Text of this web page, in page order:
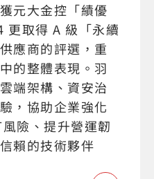
元大金控「績優
更取得 A 級「永續
應商的評選，重
的整體表現。羽
端架構、資安治
，協助企業強化
險、提升營運韌
賴的技術夥伴